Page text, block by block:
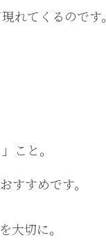
れてくるのです。
こと。
すすめです。
大切に。